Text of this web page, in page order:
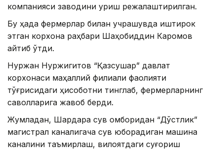
компанияси заводини қуриш режалаштирилган.
Бу ҳақда фермерлар билан учрашувда иштирок
этган корхона раҳбари Шаҳобиддин Каромов
айтиб ўтди.
Нуржан Нуржигитов “Қазсушар” давлат
корхонаси маҳаллий филиали фаолияти
тўғрисидаги ҳисоботни тинглаб, фермерларнинг
саволларига жавоб берди.
Жумладан, Шардара сув омборидан “Дўстлик”
магистрал каналигача сув юборадиган машина
каналини таъмирлаш, вилоятдаги суғориш